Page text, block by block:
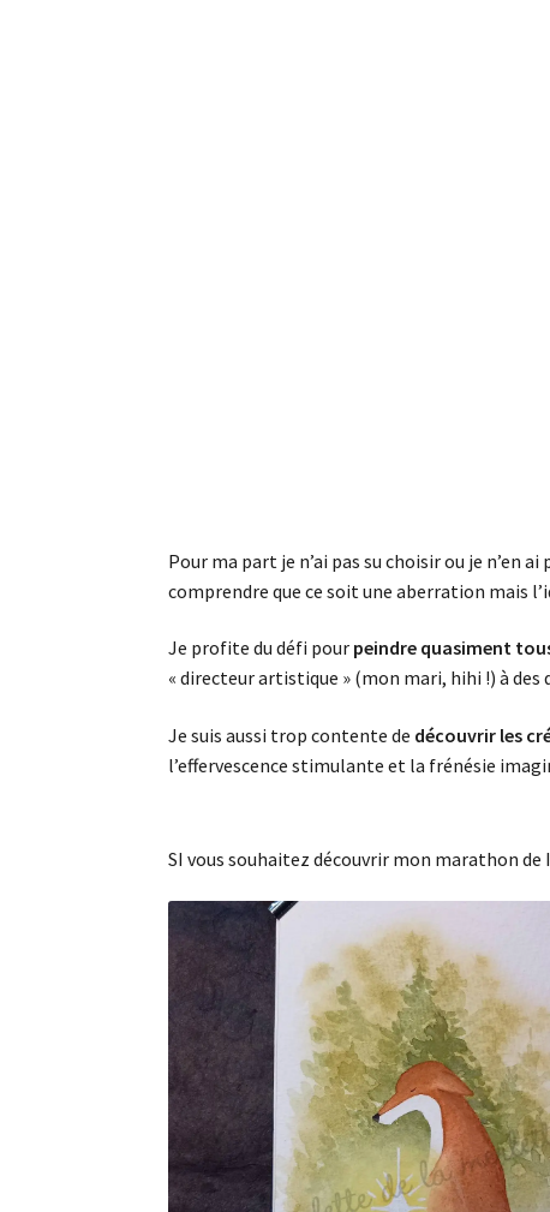
Pour ma part je n’ai pas su choisir ou je n’en
comprendre que ce soit une aberration mais
Je profite du défi pour peindre quasiment
« directeur artistique » (mon mari, hihi !) à des
Je suis aussi trop contente de découvrir les
l’effervescence stimulante et la frénésie
SI vous souhaitez découvrir mon marathon